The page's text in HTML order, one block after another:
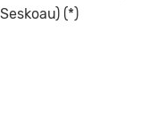
(*)